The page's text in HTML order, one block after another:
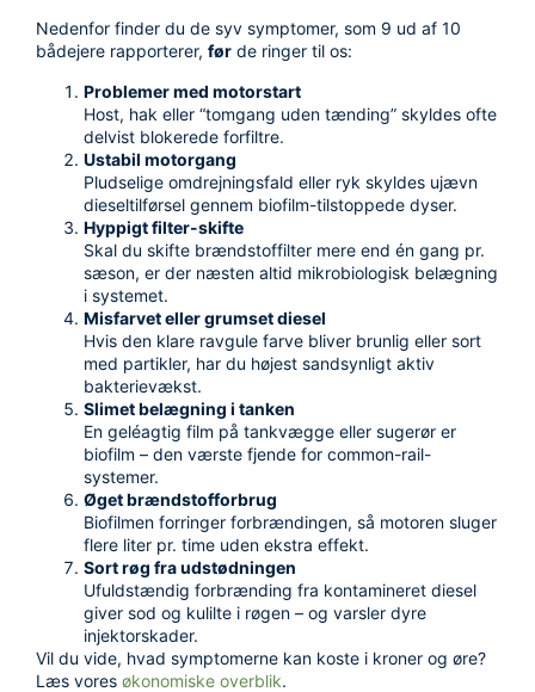
Nedenfor finder du de syv symptomer, som 9 ud af 10
bådejere rapporterer, før de ringer til os:
Problemer med motorstart
Host, hak eller “tomgang uden tænding” skyldes ofte
delvist blokerede forfiltre.
Ustabil motorgang
Pludselige omdrejningsfald eller ryk skyldes ujævn
dieseltilførsel gennem biofilm-tilstoppede dyser.
Hyppigt filter-skifte
Skal du skifte brændstoffilter mere end én gang pr.
sæson, er der næsten altid mikrobiologisk belægning
i systemet.
Misfarvet eller grumset diesel
Hvis den klare ravgule farve bliver brunlig eller sort
med partikler, har du højest sandsynligt aktiv
bakterievækst.
Slimet belægning i tanken
En geléagtig film på tankvægge eller sugerør er
biofilm – den værste fjende for common-rail-
systemer.
Øget brændstofforbrug
Biofilmen forringer forbrændingen, så motoren sluger
flere liter pr. time uden ekstra effekt.
Sort røg fra udstødningen
Ufuldstændig forbrænding fra kontamineret diesel
giver sod og kulilte i røgen – og varsler dyre
injektorskader.
Vil du vide, hvad symptomerne kan koste i kroner og øre?
Læs vores økonomiske overblik.